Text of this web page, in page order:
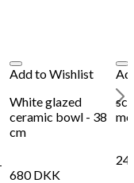
Add to Wishlist
White glazed
ceramic bowl - 38
cm
680DKK